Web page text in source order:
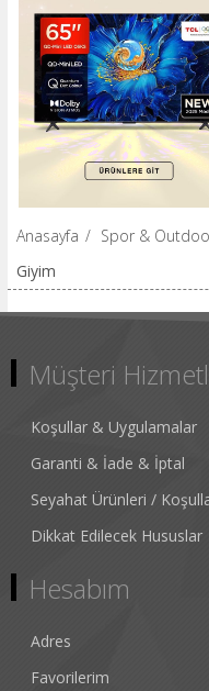
Anasayfa / Spor &
Giyim
Müşteri
Koşullar & Uygulamalar
Garanti & İade & İptal
Seyahat Ürünleri /
Dikkat Edilecek Hususlar
Hesabım
Adres
Favorilerim